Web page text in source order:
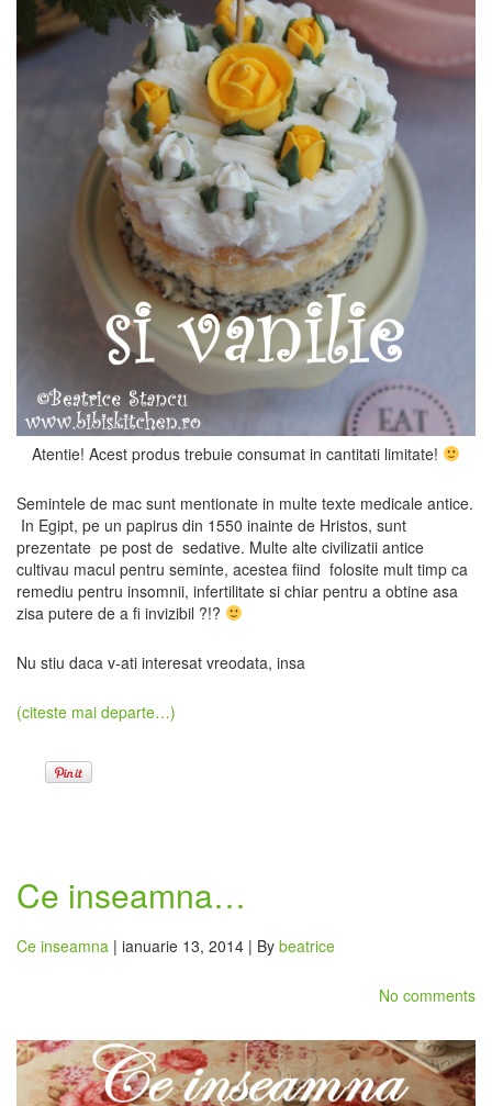
Atentie! Acest produs trebuie consumat in cantitati limitate!
Semintele de mac sunt mentionate in multe texte medicale antice.
In Egipt, pe un papirus din 1550 inainte de Hristos, sunt
prezentate pe post de sedative. Multe alte civilizatii antice
cultivau macul pentru seminte, acestea fiind folosite mult timp ca
remediu pentru insomnii, infertilitate si chiar pentru a obtine asa
zisa putere de a fi invizibil ?!?
Nu stiu daca v-ati interesat vreodata, insa
(citeste mai departe…)
Ce inseamna…
Ce inseamna | ianuarie 13, 2014 | By beatrice
No comments